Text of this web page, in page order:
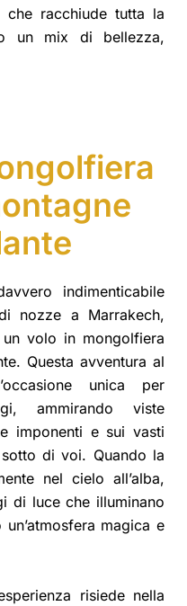
che racchiude tutta la
un mix di bellezza,
indimenticabile
nozze a Marrakech,
volo in mongolfiera
Questa avventura al
unica per
ammirando viste
imponenti e sui vasti
di voi. Quando la
nel cielo all’alba,
di luce che illuminano
magica e
risiede nella